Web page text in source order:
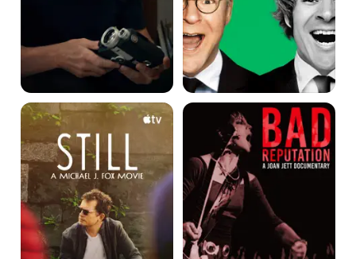
STILL:
Michael
J.
Fox
Movie
Bad
Reputation